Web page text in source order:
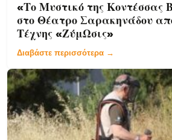
«Το Μυστικό της Κοντέσσας
στο Θέατρο Σαρακηνάδου
Τέχνης «ΖύμΩσις»
Διαβάστε περισσότερα →